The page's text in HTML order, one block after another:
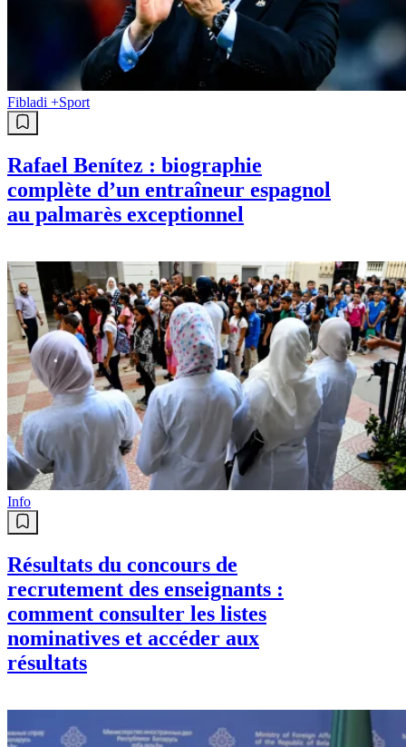
Fibladi +Sport
Rafael Benítez : biographie
complète d’un entraîneur espagnol
au palmarès exceptionnel
Info
Résultats du concours de
recrutement des enseignants :
comment consulter les listes
nominatives et accéder aux
résultats